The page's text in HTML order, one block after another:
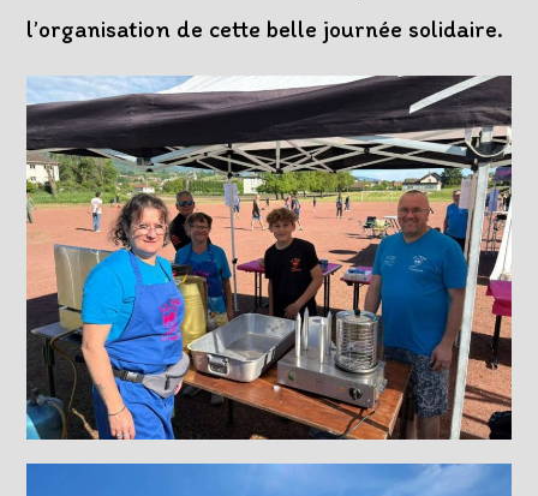
l’organisation de cette belle journée solidaire.